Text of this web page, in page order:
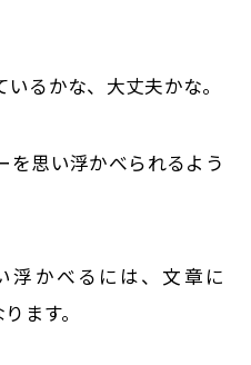
るかな、大丈夫かな。
を思い浮かべられるよう
浮かべるには、文章に
ます。